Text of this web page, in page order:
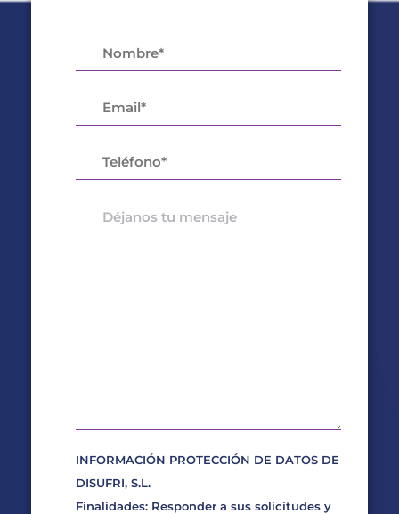
INFORMACIÓN PROTECCIÓN DE DATOS DE
DISUFRI, S.L.
Finalidades: Responder a sus solicitudes y